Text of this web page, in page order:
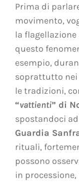
Prima di
movimento,
la
questo
esempio,
soprattutto
le tradizioni,
“vattienti” di
spostandoci
Guardia
rituali,
possono
in